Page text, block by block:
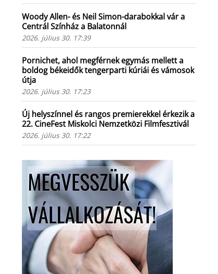
Woody Allen- és Neil Simon-darabokkal vár a
Centrál Színház a Balatonnál
2026. július 30. 17:39
Pornichet, ahol megférnek egymás mellett a
boldog békeidők tengerparti kúriái és vámosok
útja
2026. július 30. 17:23
Új helyszínnel és rangos premierekkel érkezik a
22. CineFest Miskolci Nemzetközi Filmfesztivál
2026. július 30. 17:22